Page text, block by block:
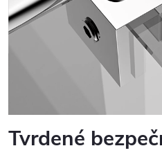
Tvrdené